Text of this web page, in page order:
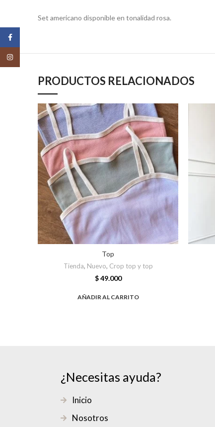
Set americano disponible en tonalidad rosa.
PRODUCTOS RELACIONADOS
Top
Tienda, Nuevo, Crop top y top
$49.000
AÑADIR AL CARRITO
¿Necesitas ayuda?
Inicio
Nosotros